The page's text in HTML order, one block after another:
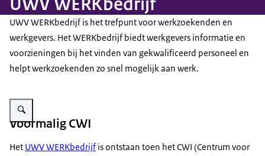
UWV WERKbedrijf is het trefpunt voor werkzoekenden en
werkgevers. Het WERKbedrijf biedt werkgevers informatie en
voorzieningen bij het vinden van gekwalificeerd personeel en
helpt werkzoekenden zo snel mogelijk aan werk.
Vergroot afbeelding UWV WERKbedrijf
Voormalig CWI
Het UWV WERKbedrijfis ontstaan toen het CWI (Centrum voor